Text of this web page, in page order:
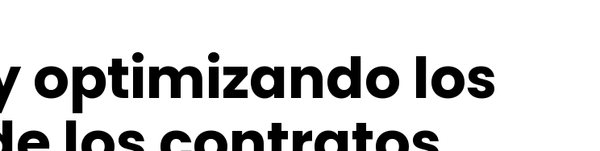
optimizando los